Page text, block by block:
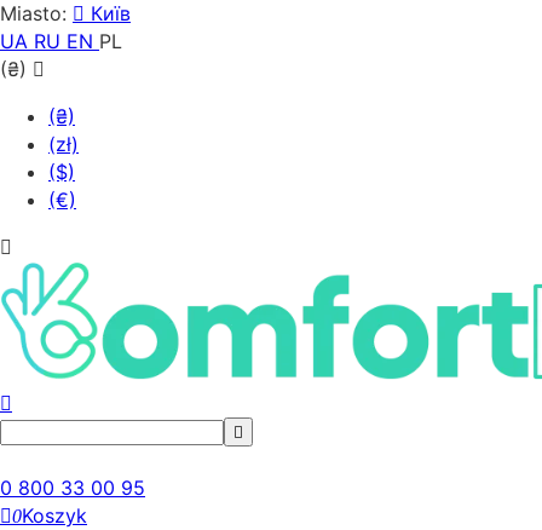
Miasto:
Київ
UA RU EN PL
(₴)
(₴)
(zł)
($)
(€)
0 800 33 00 95
0Koszyk